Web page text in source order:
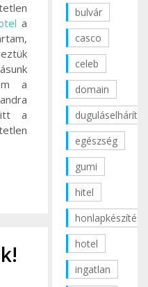
a
a
itt a
bulvár
casco
celeb
domain
duguláselhárítás
egészség
gumi
hitel
honlapkészítés
hotel
ingatlan